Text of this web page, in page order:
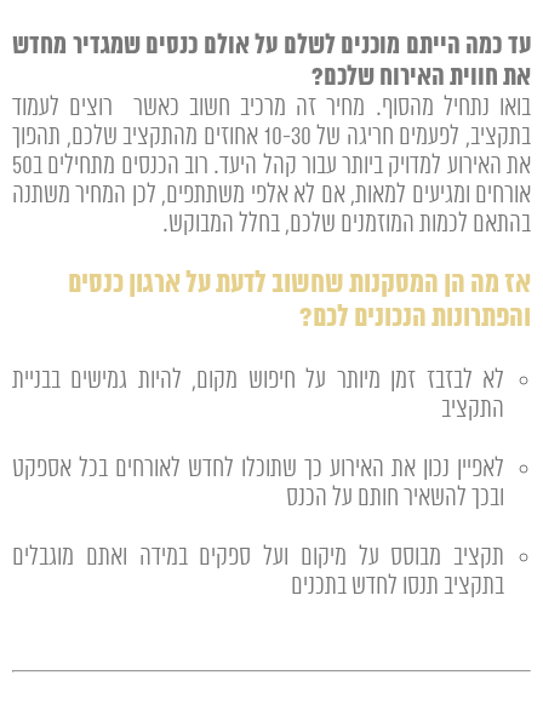
עד כמה הייתם מוכנים לשלם על אולם כנסים שמגדיר מחדש
את חווית האירוח שלכם?
בואו נתחיל מהסוף. מחיר זה מרכיב חשוב כאשר רוצים לעמוד
בתקציב, לפעמים חריגה של 10-30 אחוזים מהתקציב שלכם, תהפוך
את האירוע למדויק ביותר עבור קהל היעד. רוב הכנסים מתחילים ב50
אורחים ומגיעים למאות, אם לא אלפי משתתפים, לכן המחיר משתנה
בהתאם לכמות המוזמנים שלכם, בחלל המבוקש.
אז מה הן המסקנות שחשוב לדעת על ארגון כנסים
והפתרונות הנכונים לכם?
לא לבזבז זמן מיותר על חיפוש מקום, להיות גמישים בבניית
התקציב
לאפיין נכון את האירוע כך שתוכלו לחדש לאורחים בכל אספקט
ובכך להשאיר חותם על הכנס
תקציב מבוסס על מיקום ועל ספקים במידה ואתם מוגבלים
בתקציב תנסו לחדש בתכנים